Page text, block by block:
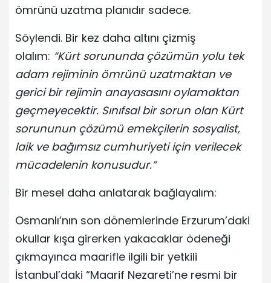
ömrünü uzatma planıdır sadece.
Söylendi. Bir kez daha altını çizmiş
olalım: “Kürt sorununda çözümün yolu tek
adam rejiminin ömrünü uzatmaktan ve
gerici bir rejimin anayasasını oylamaktan
geçmeyecektir. Sınıfsal bir sorun olan Kürt
sorununun çözümü emekçilerin sosyalist,
laik ve bağımsız cumhuriyeti için verilecek
mücadelenin konusudur.”
Bir mesel daha anlatarak bağlayalım:
Osmanlı’nın son dönemlerinde Erzurum’daki
okullar kışa girerken yakacaklar ödeneği
çıkmayınca maarifle ilgili bir yetkili
İstanbul’daki “Maarif Nezareti’ne resmi bir